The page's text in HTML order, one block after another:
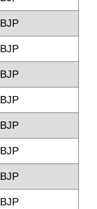
BJP
BJP
BJP
BJP
BJP
BJP
BJP
BJP